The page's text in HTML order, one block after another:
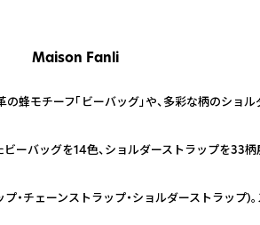
Maison Fanli
蜂モチーフ「ビーバッグ」や、多彩な柄のショ
ーバッグを14色、ショルダーストラップを33柄
チェーンストラップ・ショルダーストラップ)